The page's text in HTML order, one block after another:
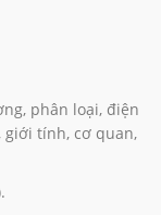
phân loại, điện
giới tính, cơ quan,